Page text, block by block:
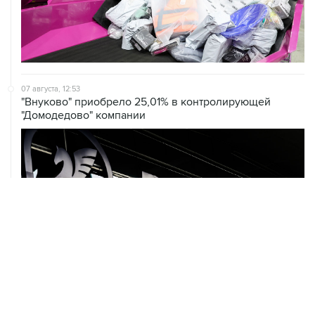
07 августа, 12:53
"Внуково" приобрело 25,01% в контролирующей
"Домодедово" компании